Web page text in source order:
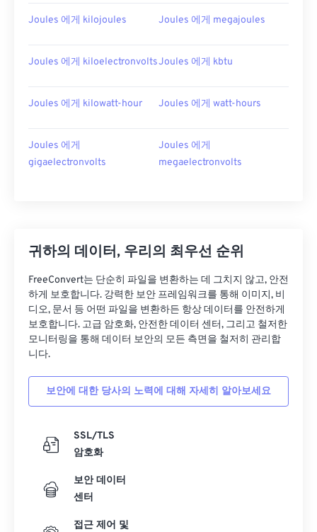
Joules 에게 kilojoules Joules 에게 megajoules
Joules 에게 kiloelectronvoltsJoules 에게 kbtu
Joules 에게 kilowatt-hour Joules 에게 watt-hours
Joules 에게
gigaelectronvolts
Joules 에게
megaelectronvolts
귀하의 데이터, 우리의 최우선 순위
FreeConvert는 단순히 파일을 변환하는 데 그치지 않고, 안전
하게 보호합니다. 강력한 보안 프레임워크를 통해 이미지, 비
디오, 문서 등 어떤 파일을 변환하든 항상 데이터를 안전하게
보호합니다. 고급 암호화, 안전한 데이터 센터, 그리고 철저한
모니터링을 통해 데이터 보안의 모든 측면을 철저히 관리합
니다.
보안에 대한 당사의 노력에 대해 자세히 알아보세요
SSL/TLS
암호화
보안 데이터
센터
접근 제어 및